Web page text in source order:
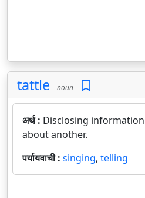
tattle noun
अर्थ : Disclosing
about another.
पर्यायवाची : singing, telling